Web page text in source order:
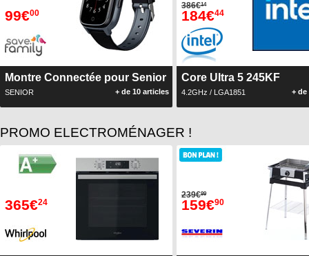
99€00
Montre Connectée pour Senior
SENIOR + de 10 articles
386€14
184€44
Core Ultra 5 245KF
4.2GHz / LGA1851 + de
PROMO ELECTROMÉNAGER !
365€24
239€99
159€90